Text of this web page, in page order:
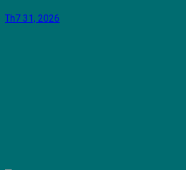
Th7 31, 2026